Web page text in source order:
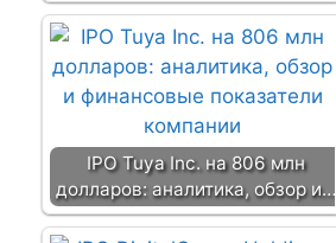
IPO Tuya Inc. на 806 млн
долларов: аналитика, обзор и…